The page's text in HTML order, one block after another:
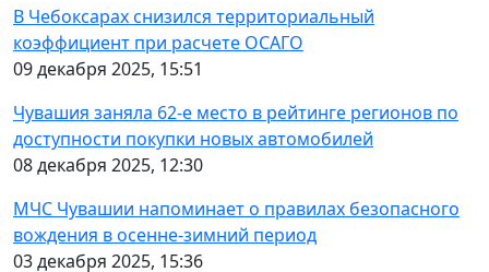
В Чебоксарах снизился территориальный
коэффициент при расчете ОСАГО
09 декабря 2025, 15:51
Чувашия заняла 62-е место в рейтинге регионов по
доступности покупки новых автомобилей
08 декабря 2025, 12:30
МЧС Чувашии напоминает о правилах безопасного
вождения в осенне-зимний период
03 декабря 2025, 15:36